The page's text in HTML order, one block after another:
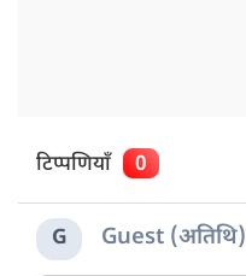
टिप्पणियाँ 0
G Guest (अतिथि)